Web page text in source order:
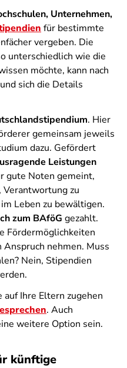
Unternehmen,
für bestimmte
vergeben. Die
unterschiedlich wie die
möchte, kann nach
sich die Details
. Hier
gemeinsam jeweils
dazu. Gefördert
Leistungen
gute Noten gemeint,
Verantwortung zu
Leben zu bewältigen.
zum BAföG gezahlt.
Fördermöglichkeiten
nehmen. Muss
Nein, Stipendien
Ihre Eltern zugehen
. Auch
weitere Option sein.
künftige